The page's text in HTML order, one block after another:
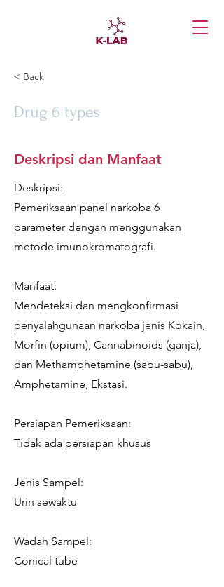
< Back
Drug 6 types
Deskripsi dan Manfaat
Deskripsi:
Pemeriksaan panel narkoba 6
parameter dengan menggunakan
metode imunokromatografi.
Manfaat:
Mendeteksi dan mengkonfirmasi
penyalahgunaan narkoba jenis Kokain,
Morfin (opium), Cannabinoids (ganja),
dan Methamphetamine (sabu-sabu),
Amphetamine, Ekstasi.
Persiapan Pemeriksaan:
Tidak ada persiapan khusus
Jenis Sampel:
Urin sewaktu
Wadah Sampel:
Conical tube